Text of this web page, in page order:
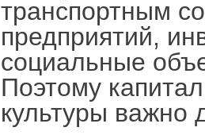
транспортным
предприятий,
социальные
Поэтому
культуры важно